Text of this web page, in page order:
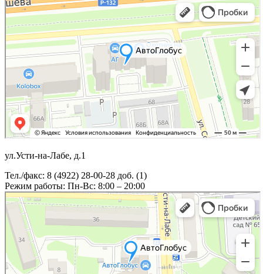
ул.Усти-на-Лабе, д.1
Тел./факс: 8 (4922) 28-00-28 доб. (1)
Режим работы: Пн-Вс: 8:00 – 20:00